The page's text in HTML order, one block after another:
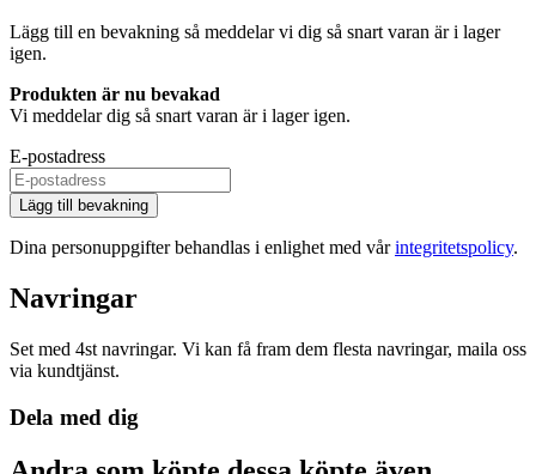
Lägg till en bevakning så meddelar vi dig så snart varan är i lager
igen.
Produkten är nu bevakad
Vi meddelar dig så snart varan är i lager igen.
E-postadress
Lägg till bevakning
Dina personuppgifter behandlas i enlighet med vårintegritetspolicy.
Navringar
Set med 4st navringar. Vi kan få fram dem flesta navringar, maila oss
via kundtjänst.
Dela med dig